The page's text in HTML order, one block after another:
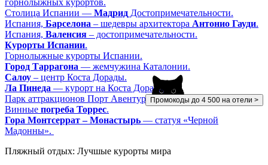
Промокоды до 4 500 на отели >
Столица Испании — Мадрид Достопримечательности.
Испания, Барселона – шедевры архитектора Антонио Гауди.
Испания, Валенсия – достопримечательности.
Курорты Испании.
Горнолыжные курорты Испании.
Город Таррагона — жемчужина Каталонии.
Салоу – центр Коста Дорады.
Ла Пинеда — курорт на Коста Дорада.
Парк аттракционов Порт АвентураPortAventura.
Винные погреба Торрес.
Гора Монтсеррат – Монастырь — статуя «Черной
Мадонны».
Пляжный отдых: Лучшые курорты мира